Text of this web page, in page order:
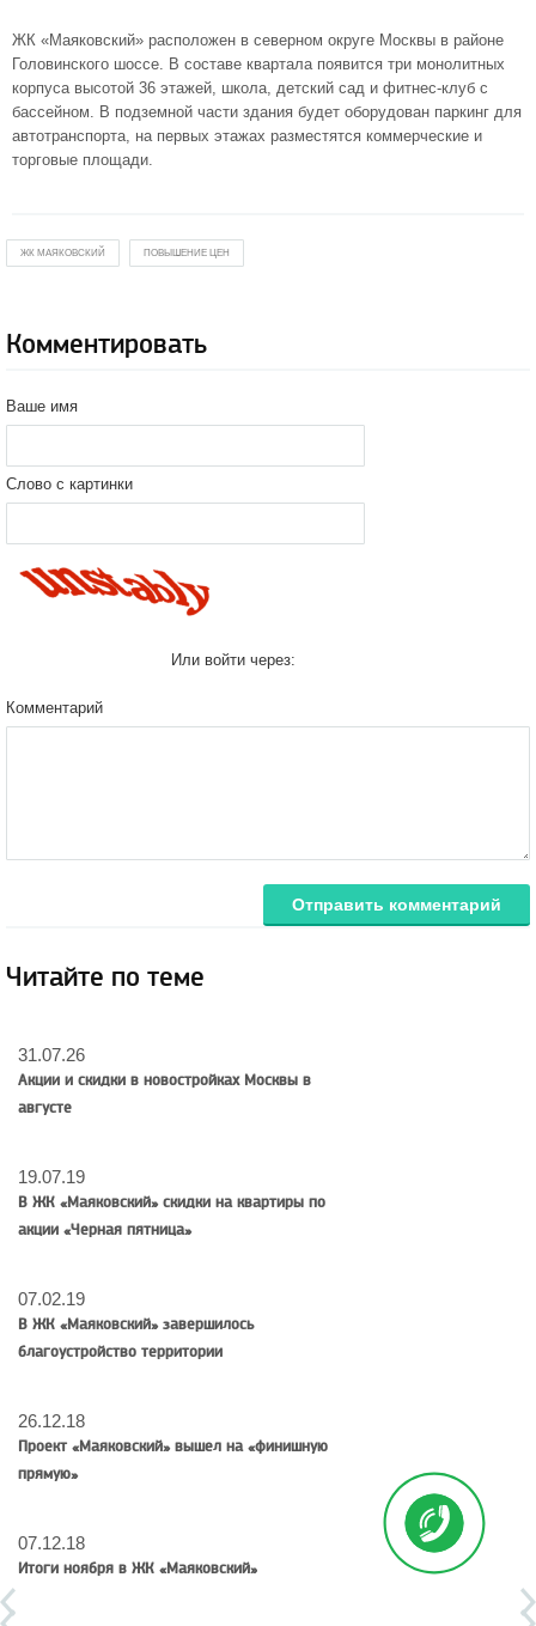
ЖК «Маяковский» расположен в северном округе Москвы в районе
Головинского шоссе. В составе квартала появится три монолитных
корпуса высотой 36 этажей, школа, детский сад и фитнес-клуб с
бассейном. В подземной части здания будет оборудован паркинг для
автотранспорта, на первых этажах разместятся коммерческие и
торговые площади.
ЖК МАЯКОВСКИЙ ПОВЫШЕНИЕ ЦЕН
Комментировать
Ваше имя
Слово с картинки
Или войти через:
Комментарий
Отправить комментарий
Читайте по теме
31.07.26
Акции и скидки в новостройках Москвы в
августе
19.07.19
В ЖК «Маяковский» скидки на квартиры по
акции «Черная пятница»
07.02.19
В ЖК «Маяковский» завершилось
благоустройство территории
26.12.18
Проект «Маяковский» вышел на «финишную
прямую»
07.12.18
Итоги ноября в ЖК «Маяковский»